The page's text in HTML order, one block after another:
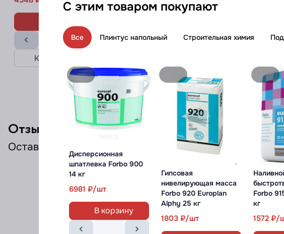
С этим товаром покупают
Все Плинтус напольный Строительная химия
Дисперсионная
шпатлевка Forbo 900
14 кг
6981
В корзину
Гипсовая
нивелирующая масса
Forbo 920 Europlan
Alphy 25 кг
1803
Forbo
кг
1572
Купить в 1 клик
Отзывы о товаре
Оставьте отзыв на этот товар